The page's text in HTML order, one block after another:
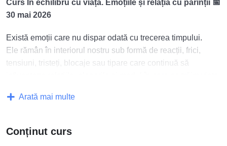
Curs În echilibru cu viața. Emoțiile și relația cu părinții 📅
30 mai 2026
Există emoții care nu dispar odată cu trecerea timpului.
Ele rămân în interiorul nostru sub formă de reacții, frici,
tensiuni, tristeți, blocaje sau tipare care continuă să
Relația cu părinții este una dintre cele mai profunde relații
acceptare și capacitatea de a primi viața ca pe un dar.
Arată mai multe
Conținut curs